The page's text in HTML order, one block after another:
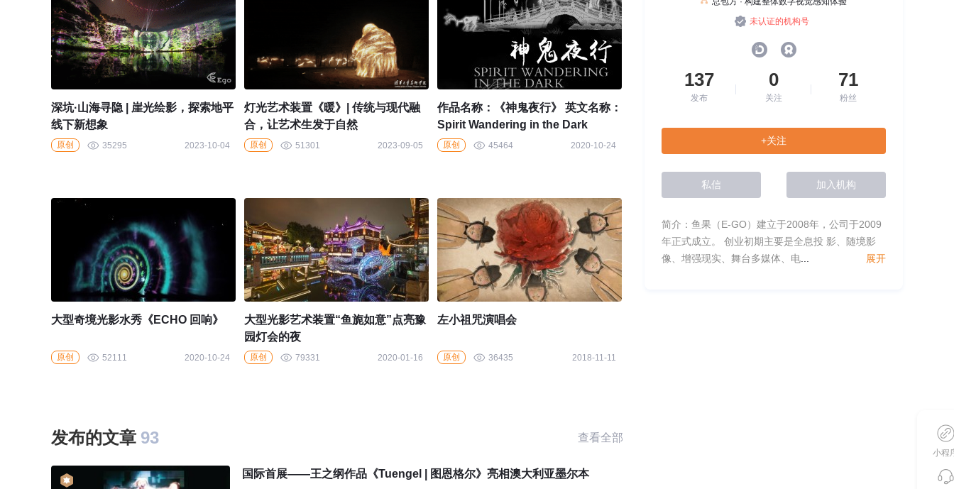
深坑·山海寻隐 | 崖光绘影，探索地平
线下新想象
原创 35295 2023-10-04
灯光艺术装置《暖》| 传统与现代融
合，让艺术生发于自然
原创 51301 2023-09-05
作品名称：《神鬼夜行》 英文名称：
Spirit Wandering in the Dark
原创 45464 2020-10-24
大型奇境光影水秀《ECHO 回响》
原创 52111 2020-10-24
大型光影艺术装置“鱼旎如意”点亮豫
园灯会的夜
原创 79331 2020-01-16
左小祖咒演唱会
原创 36435 2018-11-11
发布的文章 93 查看全部
国际首展——王之纲作品《Tuengel | 图恩格尔》亮相澳大利亚墨尔本
未认证的机构号
137
发布
0
关注
71
粉丝
+关注
私信 加入机构
简介：鱼果（E-GO）建立于2008年，公司于2009
年正式成立。 创业初期主要是全息投 影、随境影
像、增强现实、舞台多媒体、电
展开
小程